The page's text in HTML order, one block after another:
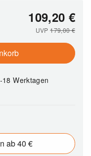
109,20 €
UVP179,00€
18 Werktagen
ab 40 €